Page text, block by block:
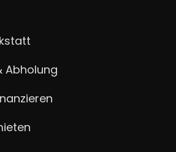
Abholung